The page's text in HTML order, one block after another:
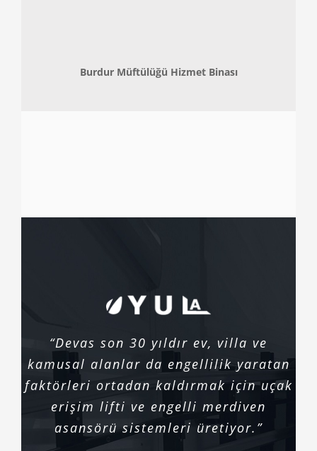
Burdur Müftülüğü Hizmet Binası
“Devas son 30 yıldır ev, villa ve
kamusal alanlar da engellilik yaratan
faktörleri ortadan kaldırmak için uçak
erişim lifti ve engelli merdiven
asansörü sistemleri üretiyor.”